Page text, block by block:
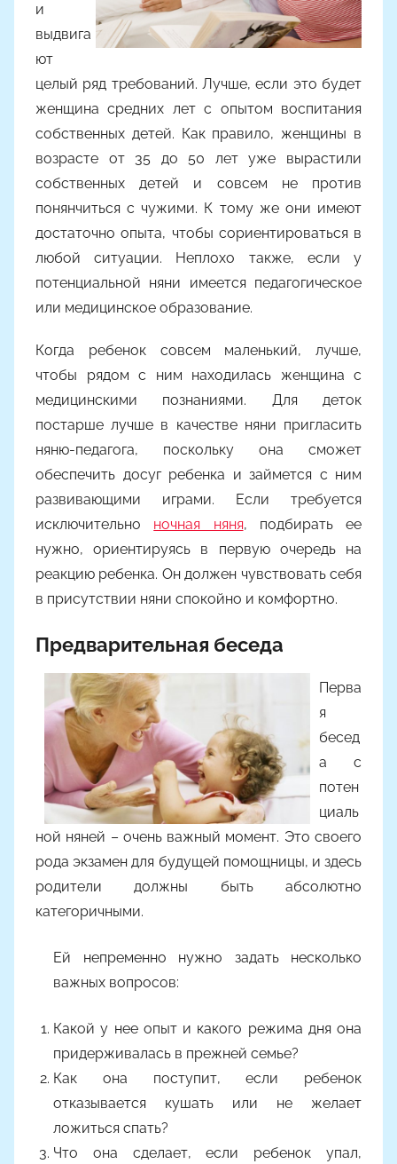
и
выдвига
ют
целый ряд требований. Лучше, если это будет
женщина средних лет с опытом воспитания
собственных детей. Как правило, женщины в
возрасте от 35 до 50 лет уже вырастили
собственных детей и совсем не против
понянчиться с чужими. К тому же они имеют
достаточно опыта, чтобы сориентироваться в
любой ситуации. Неплохо также, если у
потенциальной няни имеется педагогическое
или медицинское образование.
Когда ребенок совсем маленький, лучше,
чтобы рядом с ним находилась женщина с
медицинскими познаниями. Для деток
постарше лучше в качестве няни пригласить
няню-педагога, поскольку она сможет
обеспечить досуг ребенка и займется с ним
развивающими играми. Если требуется
исключительно ночная няня, подбирать ее
нужно, ориентируясь в первую очередь на
реакцию ребенка. Он должен чувствовать себя
в присутствии няни спокойно и комфортно.
Предварительная беседа
Перва
я
бесед
а с
потен
циаль
ной няней – очень важный момент. Это своего
рода экзамен для будущей помощницы, и здесь
родители должны быть абсолютно
категоричными.
Ей непременно нужно задать несколько
важных вопросов:
Какой у нее опыт и какого режима дня она
придерживалась в прежней семье?
Как она поступит, если ребенок
отказывается кушать или не желает
ложиться спать?
Что она сделает, если ребенок упал,